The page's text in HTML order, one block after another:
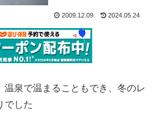
2009.12.09 2024.05.24
温泉で温まることもでき、冬のレ
でした